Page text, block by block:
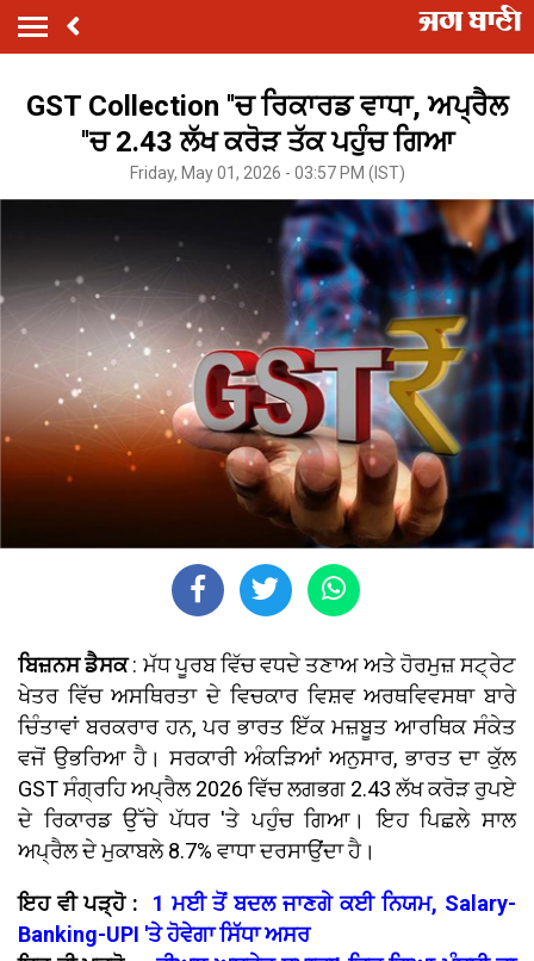
GST Collection ''ਚ ਰਿਕਾਰਡ ਵਾਧਾ, ਅਪ੍ਰੈਲ
''ਚ 2.43 ਲੱਖ ਕਰੋੜ ਤੱਕ ਪਹੁੰਚ ਗਿਆ
Friday, May 01, 2026 - 03:57 PM (IST)
ਬਿਜ਼ਨਸ ਡੈਸਕ: ਮੱਧ ਪੂਰਬ ਵਿੱਚ ਵਧਦੇ ਤਣਾਅ ਅਤੇ ਹੋਰਮੁਜ਼ ਸਟ੍ਰੇਟ
ਖੇਤਰ ਵਿੱਚ ਅਸਥਿਰਤਾ ਦੇ ਵਿਚਕਾਰ ਵਿਸ਼ਵ ਅਰਥਵਿਵਸਥਾ ਬਾਰੇ
ਚਿੰਤਾਵਾਂ ਬਰਕਰਾਰ ਹਨ, ਪਰ ਭਾਰਤ ਇੱਕ ਮਜ਼ਬੂਤ ​​ਆਰਥਿਕ ਸੰਕੇਤ
ਵਜੋਂ ਉਭਰਿਆ ਹੈ। ਸਰਕਾਰੀ ਅੰਕੜਿਆਂ ਅਨੁਸਾਰ, ਭਾਰਤ ਦਾ ਕੁੱਲ
GST ਸੰਗ੍ਰਹਿ ਅਪ੍ਰੈਲ 2026 ਵਿੱਚ ਲਗਭਗ 2.43 ਲੱਖ ਕਰੋੜ ਰੁਪਏ
ਦੇ ਰਿਕਾਰਡ ਉੱਚੇ ਪੱਧਰ 'ਤੇ ਪਹੁੰਚ ਗਿਆ। ਇਹ ਪਿਛਲੇ ਸਾਲ
ਅਪ੍ਰੈਲ ਦੇ ਮੁਕਾਬਲੇ 8.7% ਵਾਧਾ ਦਰਸਾਉਂਦਾ ਹੈ।
ਇਹ ਵੀ ਪੜ੍ਹੋ :
1 ਮਈ ਤੋਂ ਬਦਲ ਜਾਣਗੇ ਕਈ ਨਿਯਮ, Salary-
Banking-UPI 'ਤੇ ਹੋਵੇਗਾ ਸਿੱਧਾ ਅਸਰ